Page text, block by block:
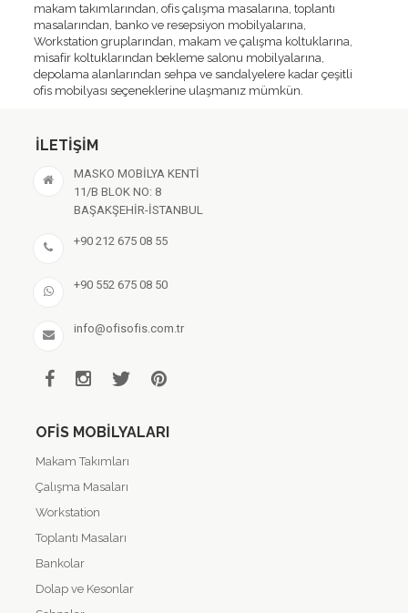
makam takımlarından, ofis çalışma masalarına, toplantı
masalarından, banko ve resepsiyon mobilyalarına,
Workstation gruplarından, makam ve çalışma koltuklarına,
misafir koltuklarından bekleme salonu mobilyalarına,
depolama alanlarından sehpa ve sandalyelere kadar çeşitli
ofis mobilyası seçeneklerine ulaşmanız mümkün.
İLETIŞIM
MASKO MOBİLYA KENTİ
11/B BLOK NO: 8
BAŞAKŞEHİR-İSTANBUL
+90 212 675 08 55
+90 552 675 08 50
info@ofisofis.com.tr
OFIS MOBILYALARI
Makam Takımları
Çalışma Masaları
Workstation
Toplantı Masaları
Bankolar
Dolap ve Kesonlar